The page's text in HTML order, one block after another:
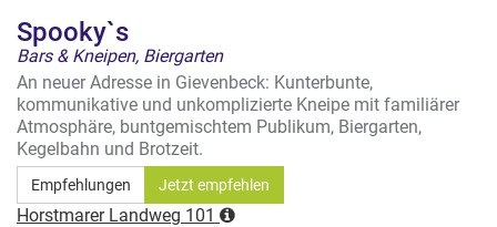
Spooky`s
Bars & Kneipen, Biergarten
An neuer Adresse in Gievenbeck: Kunterbunte,
kommunikative und unkomplizierte Kneipe mit familiärer
Atmosphäre, buntgemischtem Publikum, Biergarten,
Kegelbahn und Brotzeit.
Empfehlungen Jetzt empfehlen
Horstmarer Landweg 101